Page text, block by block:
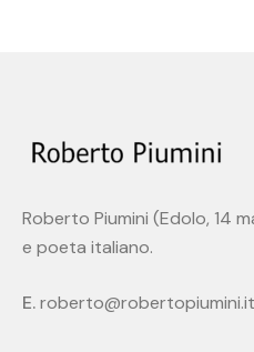
Roberto Piumini (Edolo, 14
e poeta italiano.
E.roberto@robertopiumini.it